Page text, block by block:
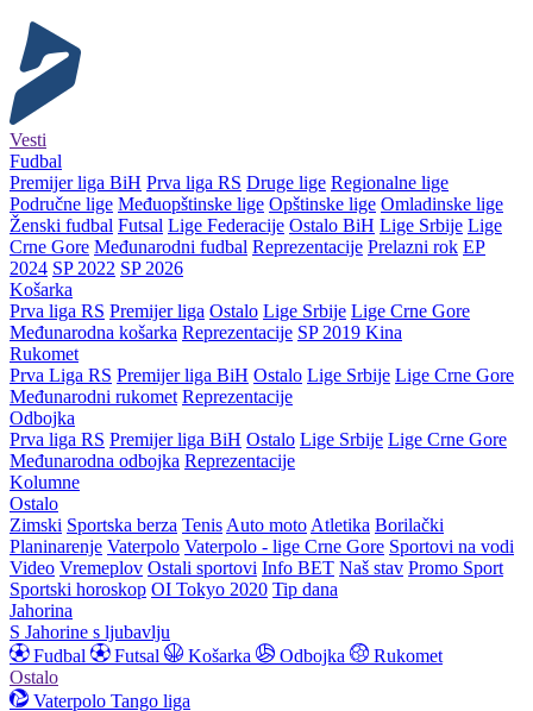
Vesti
Fudbal
Premijer liga BiH Prva liga RS Druge lige Regionalne lige
Područne lige Međuopštinske lige Opštinske lige Omladinske lige
Ženski fudbal Futsal Lige Federacije Ostalo BiH Lige Srbije Lige
Crne Gore Međunarodni fudbal Reprezentacije Prelazni rok EP
2024 SP 2022 SP 2026
Košarka
Prva liga RS Premijer liga Ostalo Lige Srbije Lige Crne Gore
Međunarodna košarka Reprezentacije SP 2019 Kina
Rukomet
Prva Liga RS Premijer liga BiH Ostalo Lige Srbije Lige Crne Gore
Međunarodni rukomet Reprezentacije
Odbojka
Prva liga RS Premijer liga BiH Ostalo Lige Srbije Lige Crne Gore
Međunarodna odbojka Reprezentacije
Kolumne
Ostalo
Zimski Sportska berza Tenis Auto moto Atletika Borilački
Planinarenje Vaterpolo Vaterpolo - lige Crne Gore Sportovi na vodi
Video Vremeplov Ostali sportovi Info BET Naš stav Promo Sport
Sportski horoskop OI Tokyo 2020 Tip dana
Jahorina
S Jahorine s ljubavlju
Fudbal
Futsal Košarka Odbojka
Rukomet
Ostalo
Vaterpolo Tango liga